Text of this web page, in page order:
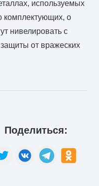
используемых
комплектующих, о
нивелировать с
от вражеских
Поделиться: